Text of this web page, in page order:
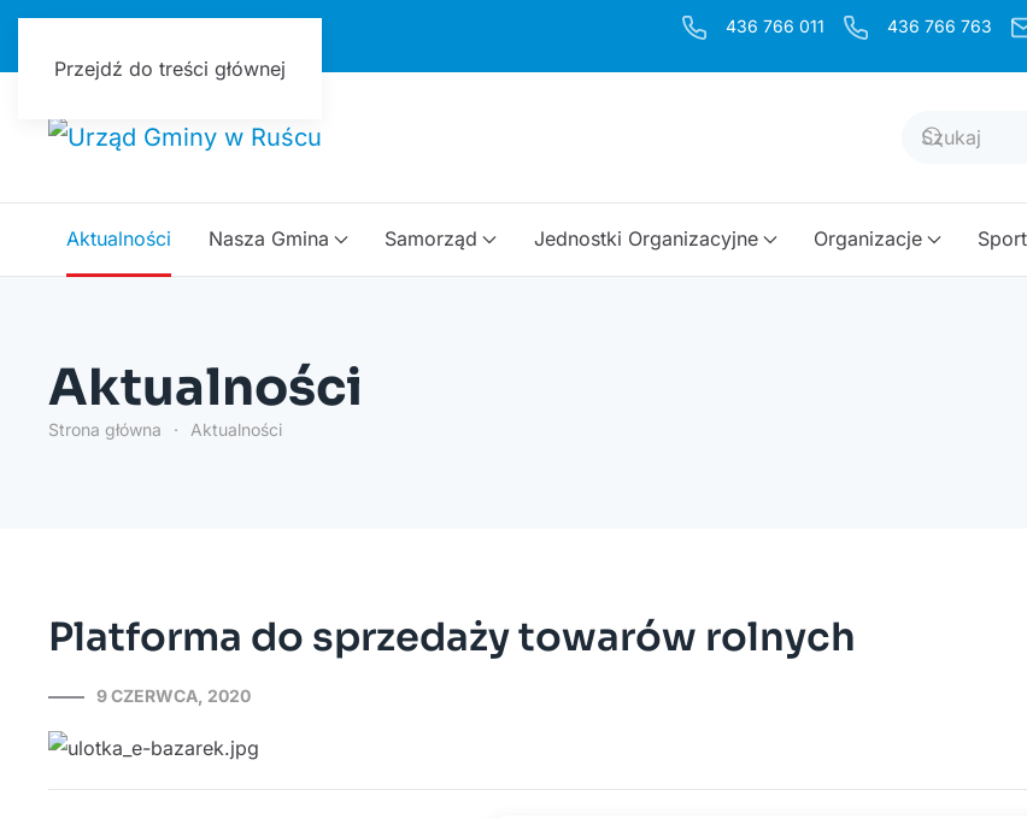
Przejdź do treści głównej
436 766 011 436 766 763
Aktualności Nasza Gmina Samorząd Jednostki Organizacyjne Organizacje Sport
Aktualności
Strona główna Aktualności
Platforma do sprzedaży towarów rolnych
9 CZERWCA, 2020